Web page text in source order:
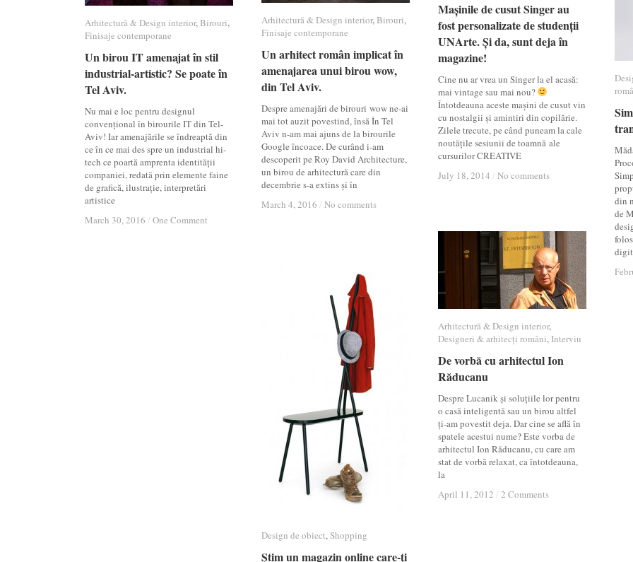
Arhitectură & Design interior, Birouri,
Finisaje contemporane
Un birou IT amenajat în stil
industrial-artistic? Se poate în
Tel Aviv.
Nu mai e loc pentru designul
convențional în birourile IT din Tel-
Aviv! Iar amenajările se îndreaptă din
ce în ce mai des spre un industrial hi-
tech ce poartă amprenta identității
companiei, redată prin elemente faine
de grafică, ilustrație, interpretări
artistice
March 30, 2016 / One Comment
Arhitectură & Design interior Birouri
Finisaje contemporane
Un birou IT amenajat în stil
industrial-artistic? Se poate în
Tel Aviv.
March 30, 2016 / One Comment
Arhitectură & Design interior, Birouri,
Finisaje contemporane
Un arhitect român implicat în
amenajarea unui birou wow,
din Tel Aviv.
Despre amenajări de birouri wow ne-ai
mai tot auzit povestind, însă În Tel
Aviv n-am mai ajuns de la birourile
Google încoace. De curând i-am
descoperit pe Roy David Architecture,
un birou de arhitectură care din
decembrie s-a extins și în
March 4, 2016 / No comments
Arhitectură & Design interior Birouri
Finisaje contemporane
Un arhitect român implicat în
amenajarea unui birou wow,
din Tel Aviv.
March 4, 2016 / No comments
Mașinile de cusut Singer au
fost personalizate de studenții
UNArte. Și da, sunt deja în
magazine!
Cine nu ar vrea un Singer la el acasă:
mai vintage sau mai nou?
Întotdeauna aceste mașini de cusut vin
cu nostalgii și amintiri din copilărie.
Zilele trecute, pe când puneam la cale
noutățile sesiunii de toamnă ale
cursurilor CREATIVE
July 18, 2014 / No comments
Mașinile de cusut Singer au
fost personalizate de studenții
UNArte. Și da, sunt deja în
magazine!
July 18, 2014 / No comments
din
de
Arhitectură & Design interior,
Designeri & arhitecți români, Interviu
De vorbă cu arhitectul Ion
Răducanu
Despre Lucanik și soluțiile lor pentru
o casă inteligentă sau un birou altfel
ți-am povestit deja. Dar cine se află în
spatele acestui nume? Este vorba de
arhitectul Ion Răducanu, cu care am
stat de vorbă relaxat, ca întotdeauna,
la
April 11, 2012 / 2 Comments
Arhitectură & Design interior
Designeri & arhitecți români Interviu
De vorbă cu arhitectul Ion
Răducanu
April 11, 2012 / 2 Comments
Design de obiect,Shopping
Ştim un magazin online care-ţi
Design de obiect Shopping
Ştim un magazin online care-ţi